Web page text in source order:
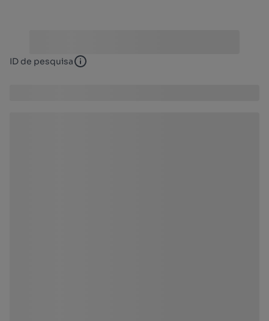
ID de pesquisa ID de pesquisa